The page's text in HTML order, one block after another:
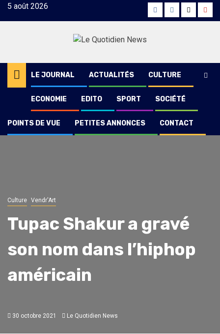
Skip5 août 2026 FacebookInstagram
Twitter
LE JOURNAL ACTUALITÉS CULTURE
ECONOMIE EDITO SPORT SOCIÉTÉ
POINTS DE VUE PETITES ANNONCES CONTACT
Culture Vendr'Art
Tupac Shakur a gravé
son nom dans l’hiphop
américain
30 octobre 2021 Le Quotidien News